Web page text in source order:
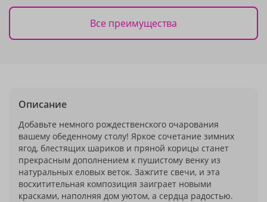
Все преимущества
Описание
Добавьте немного рождественского очарования
вашему обеденному столу! Яркое сочетание зимних
ягод, блестящих шариков и пряной корицы станет
прекрасным дополнением к пушистому венку из
натуральных еловых веток. Зажгите свечи, и эта
восхитительная композиция заиграет новыми
красками, наполняя дом уютом, а сердца радостью.